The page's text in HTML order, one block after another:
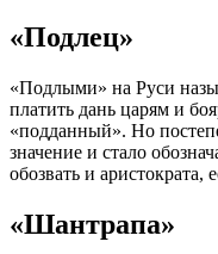
«Подлец»
«Подлыми» на Руси
платить дань царям и
«подданный». Но
значение и стало
обозвать и аристократа,
«Шантрапа»